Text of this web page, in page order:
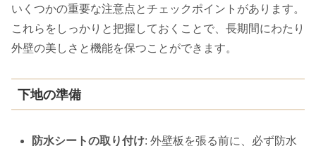
いくつかの重要な注意点とチェックポイントがあります。
これらをしっかりと把握しておくことで、長期間にわたり
外壁の美しさと機能を保つことができます。
下地の準備
防水シートの取り付け: 外壁板を張る前に、必ず防水